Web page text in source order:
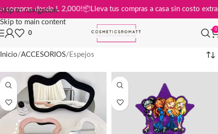
Skip to navigation
Skip to main content
en compras desde L 2,000!📦Lleva tus compras a casa sin costo
0
0
Inicio ACCESORIOS Espejos